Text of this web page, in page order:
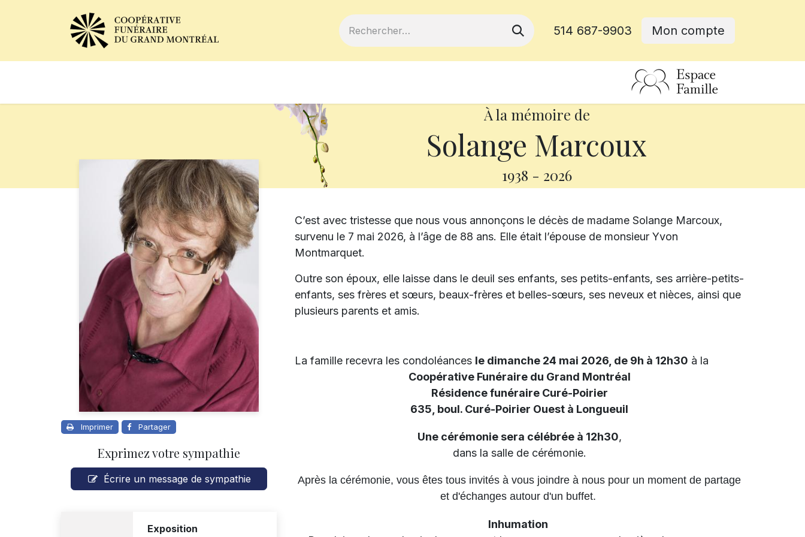
514 687-9903 Mon compte
À la mémoire de
Solange Marcoux
1938 - 2026
Imprimer Partager
Exprimez votre sympathie
Écrire un message de sympathie
Exposition
C’est avec tristesse que nous vous annonçons le décès de madame Solange Marcoux,
survenu le 7 mai 2026, à l’âge de 88 ans. Elle était l’épouse de monsieur Yvon
Montmarquet.
Outre son époux, elle laisse dans le deuil ses enfants, ses petits-enfants, ses arrière-petits-
enfants, ses frères et sœurs, beaux-frères et belles-sœurs, ses neveux et nièces, ainsi que
plusieurs parents et amis.
La famille recevra les condoléances le dimanche 24 mai 2026, de 9h à 12h30 à la
Coopérative Funéraire du Grand Montréal
Résidence funéraire Curé-Poirier
635, boul. Curé-Poirier Ouest à Longueuil
Une cérémonie sera célébrée à 12h30,
dans la salle de cérémonie.
Après la cérémonie, vous êtes tous invités à vous joindre à nous pour un moment de partage
et d'échanges autour d'un buffet.
Inhumation